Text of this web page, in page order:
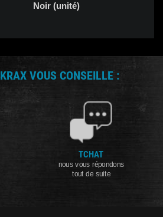
Noir (unité)
VOUS CONSEILLE :
TCHAT
nous vous répondons
tout de suite